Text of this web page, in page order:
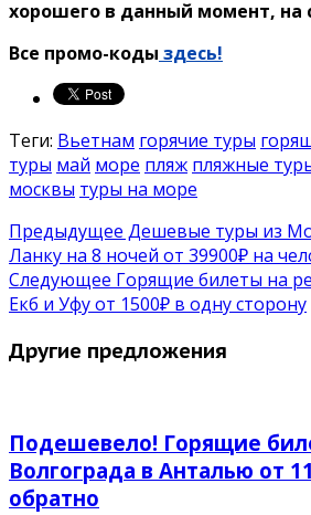
хорошего в данный момент, на
Все промо-коды здесь!
Теги: Вьетнам горячие туры
туры май море пляж пляжные
москвы туры на море
Предыдущее Дешевые туры из
Ланку на 8 ночей от 39900₽ на
Следующее Горящие билеты на
Екб и Уфу от 1500₽ в одну сторону
Другие предложения
Подешевело! Горящие
Волгограда в Анталью от
обратно